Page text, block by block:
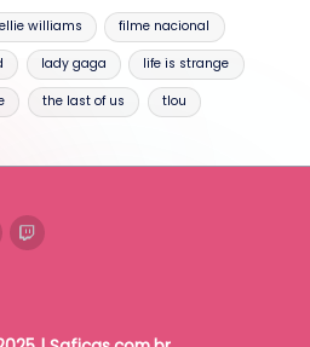
ellie williams filme nacional
lady gaga life is strange
the last of us tlou
twitch